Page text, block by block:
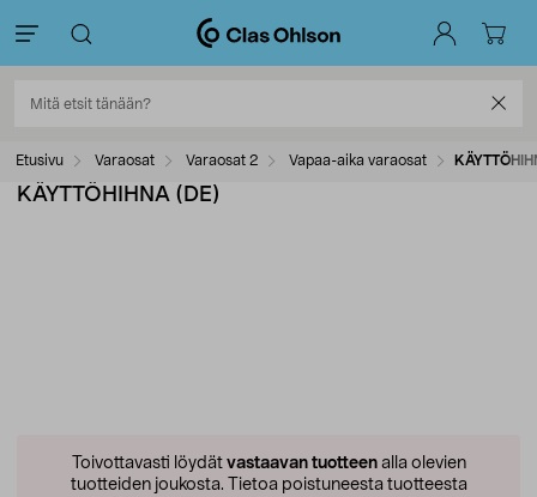
Etusivu Varaosat Varaosat 2 Vapaa-aika varaosat
KÄYTTÖHIHNA (DE)
Toivottavasti löydät vastaavan tuotteenalla olevien
tuotteiden joukosta. Tietoa poistuneesta tuotteesta